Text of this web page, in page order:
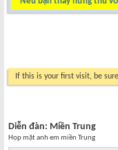
If this is your first visit, be
Diễn đàn: Miền Trung
Họp mặt anh em miền Trung